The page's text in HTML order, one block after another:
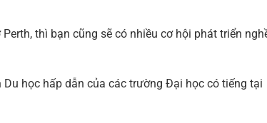
thì bạn cũng sẽ có nhiều cơ hội phát triển
học hấp dẫn của các trường Đại học có tiếng tại